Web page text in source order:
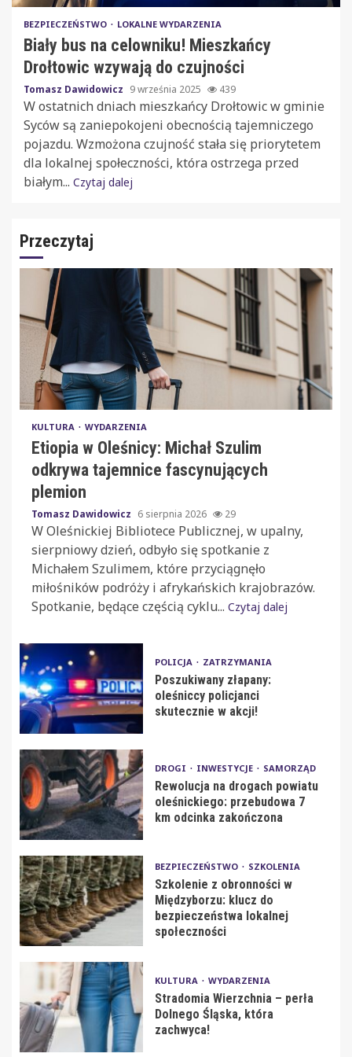
BEZPIECZEŃSTWO LOKALNE WYDARZENIA
Biały bus na celowniku! Mieszkańcy
Drołtowic wzywają do czujności
Tomasz Dawidowicz 9 września 2025 439
W ostatnich dniach mieszkańcy Drołtowic w gminie
Syców są zaniepokojeni obecnością tajemniczego
pojazdu. Wzmożona czujność stała się priorytetem
dla lokalnej społeczności, która ostrzega przed
białym... Czytaj dalej
Przeczytaj
KULTURA WYDARZENIA
Etiopia w Oleśnicy: Michał Szulim
odkrywa tajemnice fascynujących
plemion
Tomasz Dawidowicz 6 sierpnia 2026 29
W Oleśnickiej Bibliotece Publicznej, w upalny,
sierpniowy dzień, odbyło się spotkanie z
Michałem Szulimem, które przyciągnęło
miłośników podróży i afrykańskich krajobrazów.
Spotkanie, będące częścią cyklu... Czytaj dalej
POLICJA ZATRZYMANIA
Poszukiwany złapany:
oleśniccy policjanci
skutecznie w akcji!
DROGI INWESTYCJE SAMORZĄD
Rewolucja na drogach powiatu
oleśnickiego: przebudowa 7
km odcinka zakończona
BEZPIECZEŃSTWO SZKOLENIA
Szkolenie z obronności w
Międzyborzu: klucz do
bezpieczeństwa lokalnej
społeczności
KULTURA WYDARZENIA
Stradomia Wierzchnia – perła
Dolnego Śląska, która
zachwyca!